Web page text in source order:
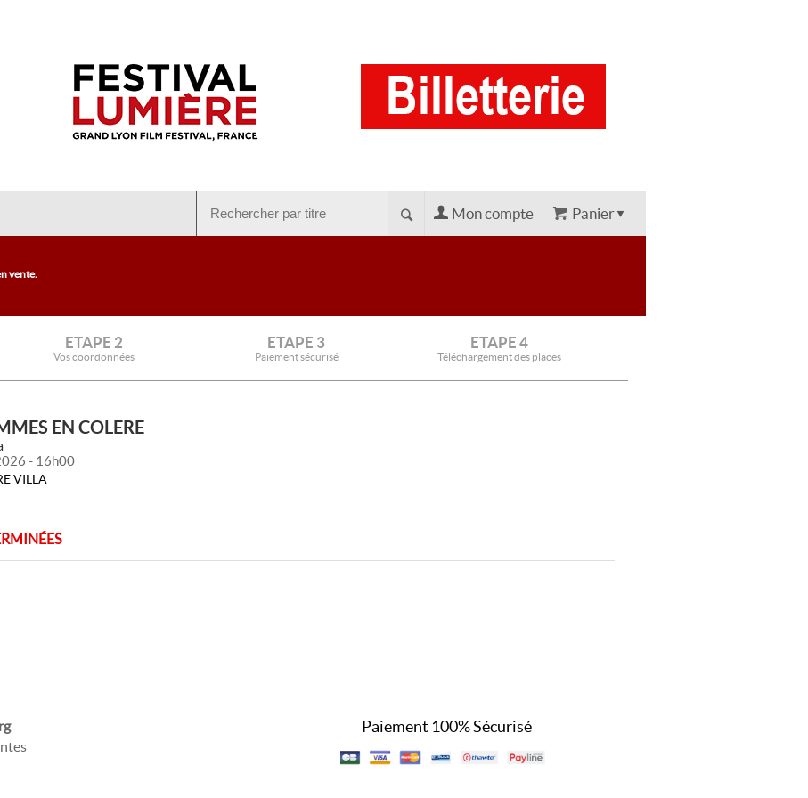
Panier
Mon compte
vente.
ETAPE 2
Vos coordonnées
ETAPE 3
Paiement sécurisé
ETAPE 4
Téléchargement des places
EN COLERE
- 16h00
VILLA
Paiement 100% Sécurisé